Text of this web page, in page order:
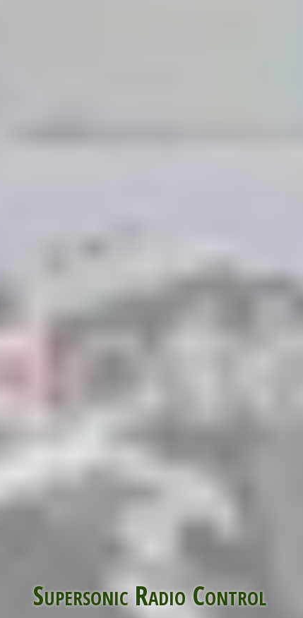
Supersonic Radio Control